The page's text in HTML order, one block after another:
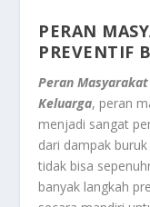
PERAN
PREVENTIF
Peran
Keluarga, peran
menjadi sangat
dari dampak
tidak bisa
banyak langkah